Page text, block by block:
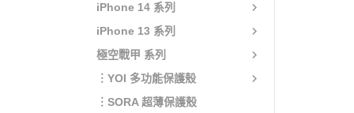
iPhone 14 系列
iPhone 13 系列
極空戰甲 系列
︙YOI 多功能保護殼
︙SORA 超薄保護殼